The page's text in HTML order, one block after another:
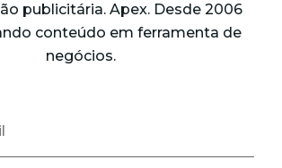
publicitária. Apex. Desde 2006
conteúdo em ferramenta de
negócios.